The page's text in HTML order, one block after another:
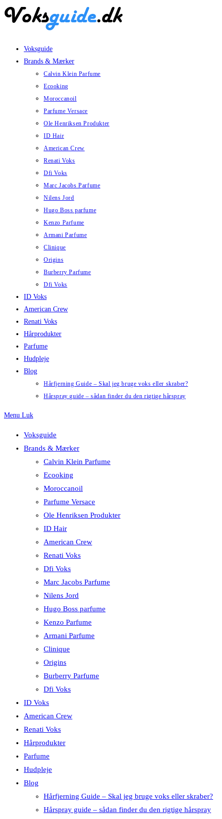
Skip
Voksguide
Brands & Mærker
Calvin Klein Parfume
Ecooking
Moroccanoil
Parfume Versace
Ole Henriksen Produkter
ID Hair
American Crew
Renati Voks
Dfi Voks
Marc Jacobs Parfume
Nilens Jord
Hugo Boss parfume
Kenzo Parfume
Armani Parfume
Clinique
Origins
Burberry Parfume
Dfi Voks
ID Voks
American Crew
Renati Voks
Hårprodukter
Parfume
Hudpleje
Blog
Hårfjerning Guide – Skal jeg bruge voks eller skraber?
Hårspray guide – sådan finder du den rigtige hårspray
Menu Luk
Voksguide
Brands & Mærker
Calvin Klein Parfume
Ecooking
Moroccanoil
Parfume Versace
Ole Henriksen Produkter
ID Hair
American Crew
Renati Voks
Dfi Voks
Marc Jacobs Parfume
Nilens Jord
Hugo Boss parfume
Kenzo Parfume
Armani Parfume
Clinique
Origins
Burberry Parfume
Dfi Voks
ID Voks
American Crew
Renati Voks
Hårprodukter
Parfume
Hudpleje
Blog
Hårfjerning Guide – Skal jeg bruge voks eller skraber?
Hårspray guide – sådan finder du den rigtige hårspray